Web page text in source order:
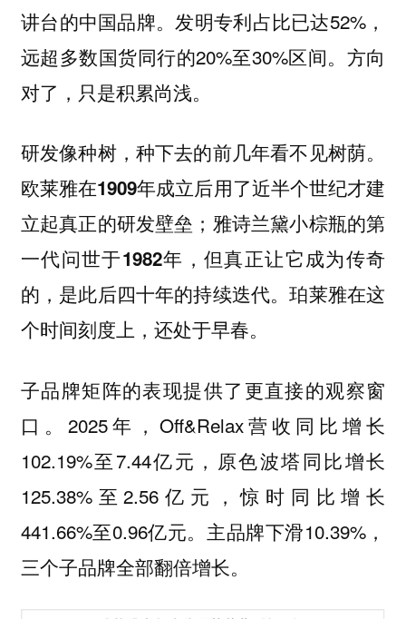
讲台的中国品牌。发明专利占比已达52%，
远超多数国货同行的20%至30%区间。方向
对了，只是积累尚浅。
研发像种树，种下去的前几年看不见树荫。
欧莱雅在1909年成立后用了近半个世纪才建
立起真正的研发壁垒；雅诗兰黛小棕瓶的第
一代问世于1982年，但真正让它成为传奇
的，是此后四十年的持续迭代。珀莱雅在这
个时间刻度上，还处于早春。
子品牌矩阵的表现提供了更直接的观察窗
口。2025年，Off&Relax营收同比增长
102.19%至7.44亿元，原色波塔同比增长
125.38%至2.56亿元，惊时同比增长
441.66%至0.96亿元。主品牌下滑10.39%，
三个子品牌全部翻倍增长。